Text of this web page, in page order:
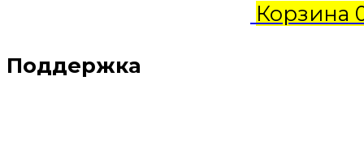
Корзина
Поддержка